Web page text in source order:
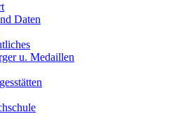
Daten
u. Medaillen